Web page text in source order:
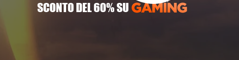
SCONTO DEL 60% SU